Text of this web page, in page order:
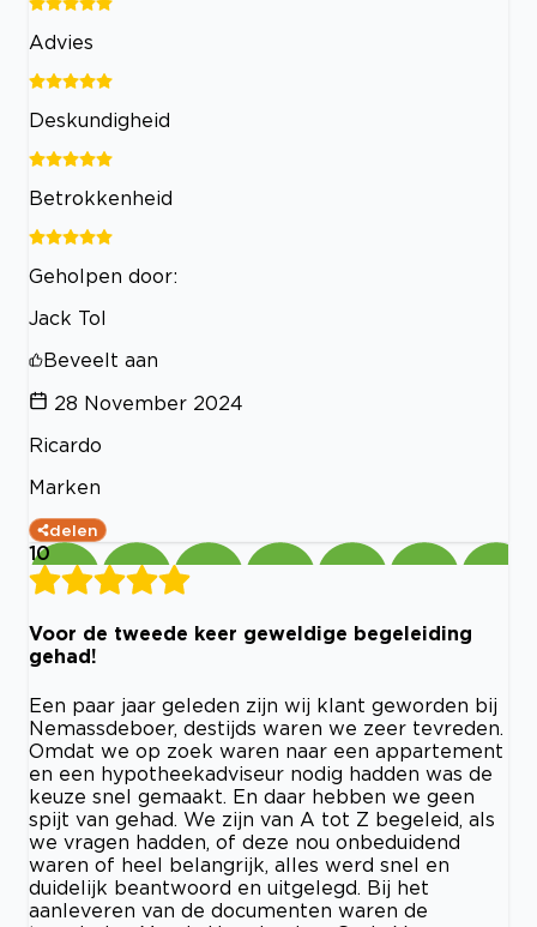
Advies
Deskundigheid
Betrokkenheid
Geholpen door:
Jack Tol
Beveelt aan
28 November 2024
Ricardo
Marken
delen
10
Voor de tweede keer geweldige begeleiding
gehad!
Een paar jaar geleden zijn wij klant geworden bij
Nemassdeboer, destijds waren we zeer tevreden.
Omdat we op zoek waren naar een appartement
en een hypotheekadviseur nodig hadden was de
keuze snel gemaakt. En daar hebben we geen
spijt van gehad. We zijn van A tot Z begeleid, als
we vragen hadden, of deze nou onbeduidend
waren of heel belangrijk, alles werd snel en
duidelijk beantwoord en uitgelegd. Bij het
aanleveren van de documenten waren de